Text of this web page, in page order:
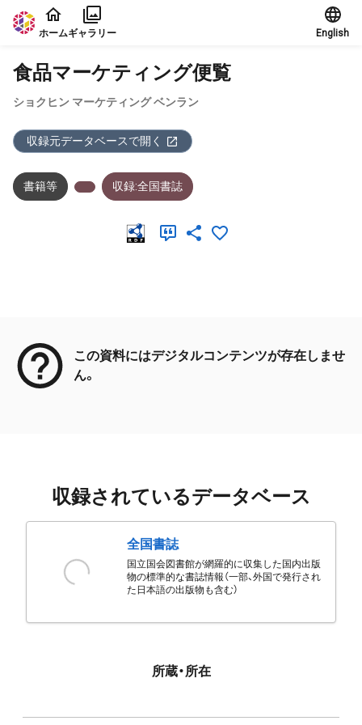
本文に飛ぶ
ホームギャラリー English
食品マーケティング便覧
ショクヒン マーケティング ベンラン
収録元データベースで開く
書籍等 収録:全国書誌
この資料にはデジタルコンテンツが存在しませ
ん。
収録されているデータベース
全国書誌
国立国会図書館が網羅的に収集した国内出版
物の標準的な書誌情報（一部、外国で発行され
た日本語の出版物も含む）
所蔵・所在